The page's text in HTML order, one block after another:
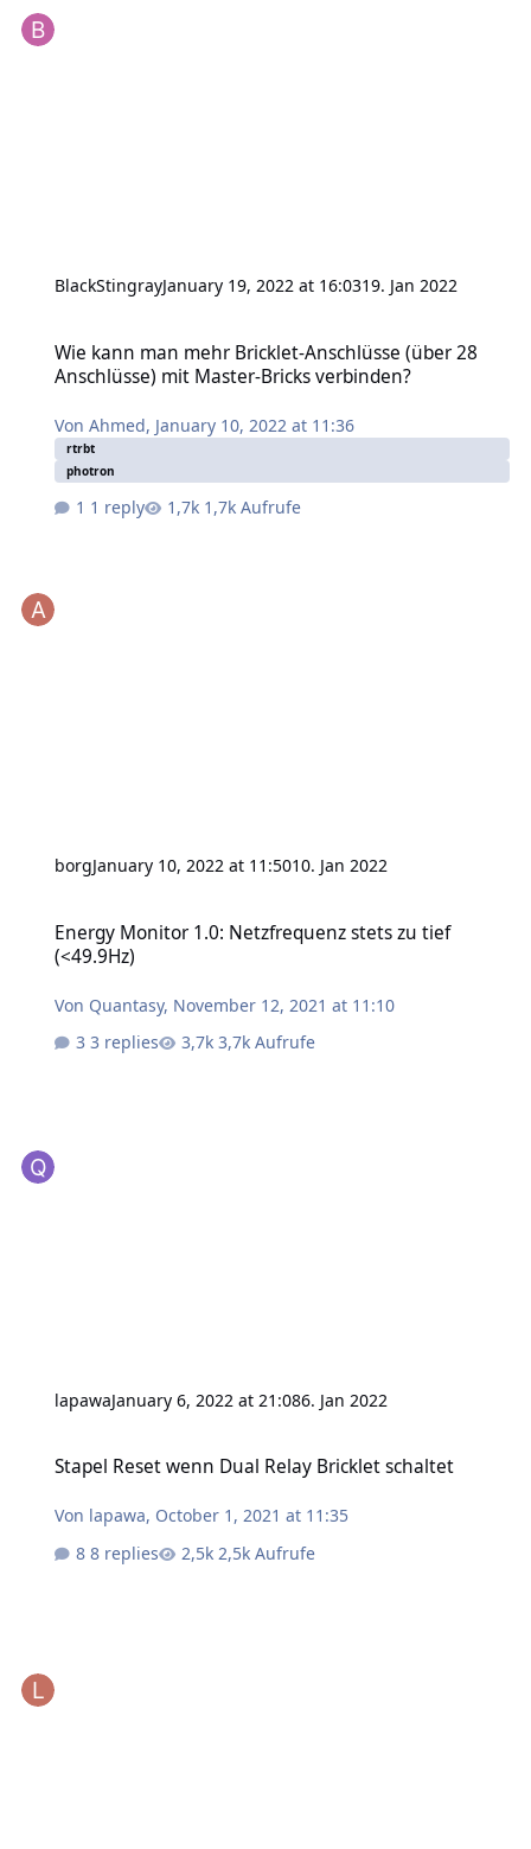
BlackStingrayJanuary 19, 2022 at 16:0319. Jan 2022
Wie kann man mehr Bricklet-Anschlüsse (über 28
Anschlüsse) mit Master-Bricks verbinden?
VonAhmed, January 10, 2022 at 11:36
rtrbt
photron
1 reply 1,7k Aufrufe
borgJanuary 10, 2022 at 11:5010. Jan 2022
Energy Monitor 1.0: Netzfrequenz stets zu tief
(<49.9Hz)
Von Quantasy, November 12, 2021 at 11:10
3 replies
3,7k Aufrufe
lapawaJanuary 6, 2022 at 21:086. Jan 2022
Stapel Reset wenn Dual Relay Bricklet schaltet
Von lapawa, October 1, 2021 at 11:35
8 replies
2,5k Aufrufe